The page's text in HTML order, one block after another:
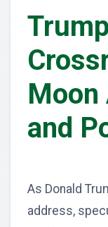
Moon
and
As Donald
address,